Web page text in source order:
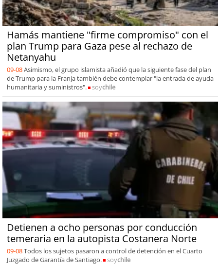
Hamás mantiene "firme compromiso" con el
plan Trump para Gaza pese al rechazo de
Netanyahu
09-08Asimismo, el grupo islamista añadió que la siguiente fase del plan
de Trump para la Franja también debe contemplar "la entrada de ayuda
humanitaria y suministros".
soychile
Detienen a ocho personas por conducción
temeraria en la autopista Costanera Norte
09-08Todos los sujetos pasaron a control de detención en el Cuarto
Juzgado de Garantía de Santiago.
soychile